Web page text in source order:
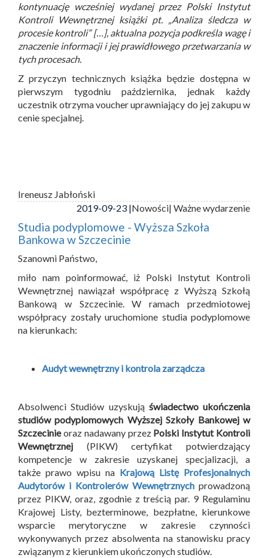
kontynuację wcześniej wydanej przez Polski Instytut
Kontroli Wewnętrznej książki pt. „Analiza śledcza w
procesie kontroli” […], aktualna pozycja podkreśla wagę i
znaczenie informacji i jej prawidłowego przetwarzania w
tych procesach.
Z przyczyn technicznych książka będzie dostępna w
pierwszym tygodniu października, jednak każdy
uczestnik otrzyma voucher uprawniający do jej zakupu w
cenie specjalnej.
Ireneusz Jabłoński
2019-09-23 |Nowości| Ważne wydarzenie
Studia podyplomowe - Wyższa Szkoła
Bankowa w Szczecinie
Szanowni Państwo,
miło nam poinformować, iż Polski Instytut Kontroli
Wewnętrznej nawiązał współpracę z Wyższą Szkołą
Bankową w Szczecinie. W ramach przedmiotowej
współpracy zostały uruchomione studia podyplomowe
na kierunkach:
Audyt wewnętrzny i kontrola zarządcza
Absolwenci Studiów uzyskują świadectwo ukończenia
studiów podyplomowych Wyższej Szkoły Bankowej w
Szczecinieoraz nadawany przez Polski Instytut Kontroli
Wewnętrznej (PIKW) certyfikat potwierdzający
kompetencje w zakresie uzyskanej specjalizacji, a
także prawo wpisu na Krajową Listę Profesjonalnych
Audytorów i Kontrolerów Wewnętrznych prowadzoną
przez PIKW, oraz, zgodnie z treścią par. 9 Regulaminu
Krajowej Listy, bezterminowe, bezpłatne, kierunkowe
wsparcie merytoryczne w zakresie czynności
wykonywanych przez absolwenta na stanowisku pracy
związanym z kierunkiem ukończonych studiów.